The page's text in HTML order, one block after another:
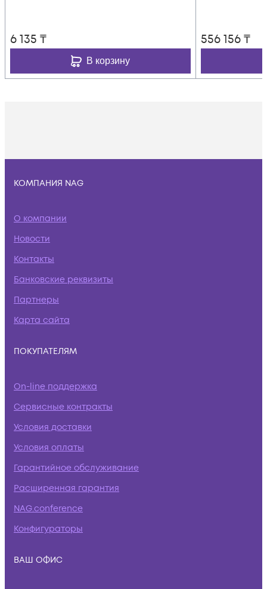
6 135 ₸
В корзину
556 156₸
КОМПАНИЯ NAG
О компании
Новости
Контакты
Банковские реквизиты
Партнеры
Карта сайта
ПОКУПАТЕЛЯМ
On-line поддержка
Сервисные контракты
Условия доставки
Условия оплаты
Гарантийное обслуживание
Расширенная гарантия
NAG.conference
Конфигураторы
ВАШ ОФИС